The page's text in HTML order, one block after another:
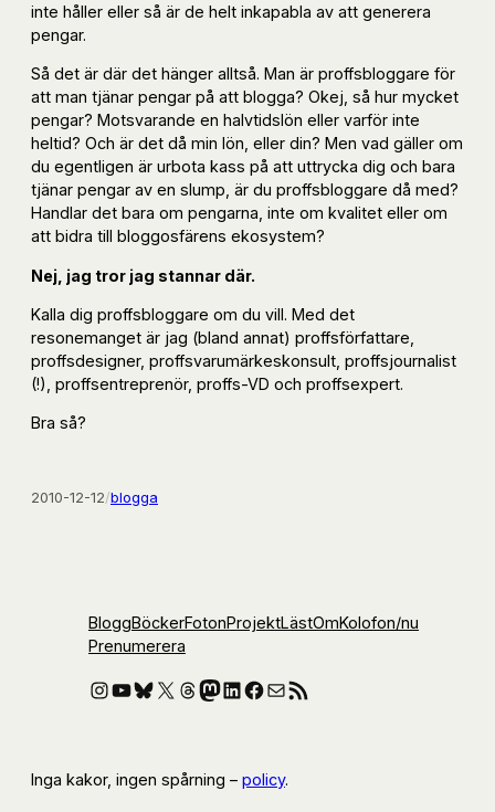
inte håller eller så är de helt inkapabla av att generera
pengar.
Så det är där det hänger alltså. Man är proffsbloggare för
att man tjänar pengar på att blogga? Okej, så hur mycket
pengar? Motsvarande en halvtidslön eller varför inte
heltid? Och är det då min lön, eller din? Men vad gäller om
du egentligen är urbota kass på att uttrycka dig och bara
tjänar pengar av en slump, är du proffsbloggare då med?
Handlar det bara om pengarna, inte om kvalitet eller om
att bidra till bloggosfärens ekosystem?
Nej, jag tror jag stannar där.
Kalla dig proffsbloggare om du vill. Med det
resonemanget är jag (bland annat) proffsförfattare,
proffsdesigner, proffsvarumärkeskonsult, proffsjournalist
(!), proffsentreprenör, proffs-VD och proffsexpert.
Bra så?
2010-12-12/blogga
BloggBöckerFotonProjektLästOmKolofon/nu
Prenumerera
Instagram
YouTube
Bluesky
X Threads
Mastodon
LinkedIn
Facebook
E-postRSS-flöde
Inga kakor, ingen spårning – policy.